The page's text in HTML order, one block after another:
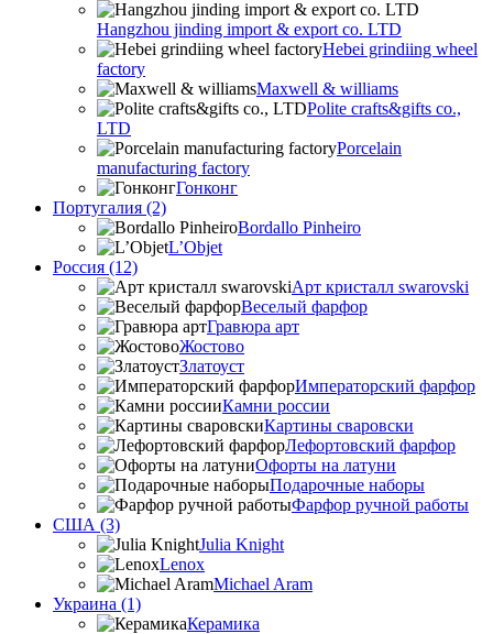
Hangzhou jinding import & export co. LTD
Hebei grindiing wheel
factory
Maxwell & williams
Polite crafts&gifts co.,
LTD
Porcelain
manufacturing factory
Гонконг
Португалия (2)
Bordallo Pinheiro
L’Objet
Россия (12)
Арт кристалл swarovski
Веселый фарфор
Гравюра арт
Жостово
Златоуст
Императорский фарфор
Камни россии
Картины сваровски
Лефортовский фарфор
Офорты на латуни
Подарочные наборы
Фарфор ручной работы
США (3)
Julia Knight
Lenox
Michael Aram
Украина (1)
Керамика